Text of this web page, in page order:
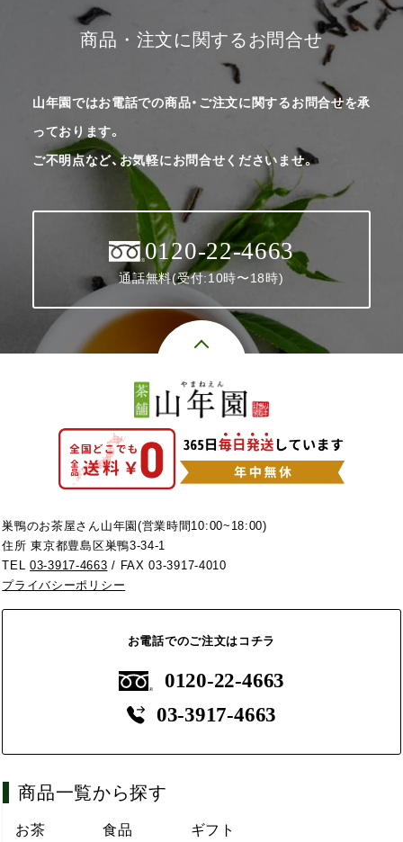
商品・注文に関するお問合せ
山年園ではお電話での商品・ご注文に関するお問合せを承
っております。
ご不明点など、お気軽にお問合せくださいませ。
0120-22-4663
通話無料(受付:10時〜18時)
巣鴨のお茶屋さん山年園(営業時間10:00~18:00)
住所 東京都豊島区巣鴨3-34-1
TEL03-3917-4663 / FAX 03-3917-4010
プライバシーポリシー
お電話でのご注文はコチラ
0120-22-4663
03-3917-4663
商品一覧から探す
お茶 食品 ギフト